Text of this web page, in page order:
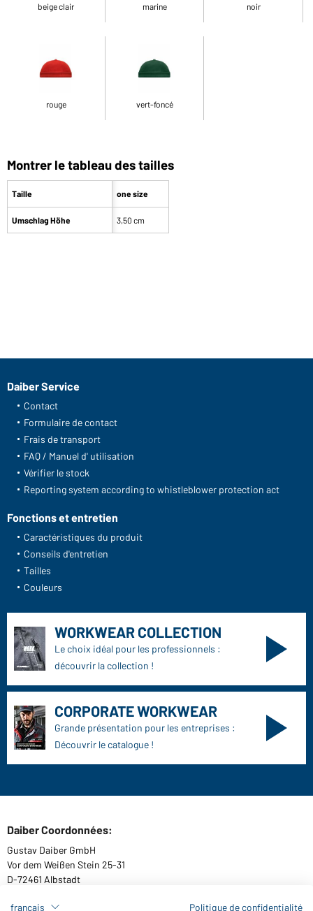
beige clair marine noir
rouge vert-foncé
Montrer le tableau des tailles
Taille
Umschlag Höhe
one size
3,50 cm
Daiber Service
Contact
Formulaire de contact
Frais de transport
FAQ / Manuel d' utilisation
Vérifier le stock
Reporting system according to whistleblower protection act
Fonctions et entretien
Caractéristiques du produit
Conseils d'entretien
Tailles
Couleurs
WORKWEAR COLLECTION
Le choix idéal pour les professionnels :
découvrir la collection !
CORPORATE WORKWEAR
Grande présentation pour les entreprises :
Découvrir le catalogue !
Daiber Coordonnées:
Gustav Daiber GmbH
Vor dem Weißen Stein 25-31
D-72461 Albstadt
français Politique de confidentialité